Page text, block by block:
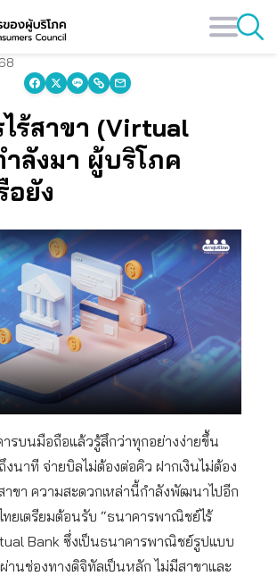
ร้สาขา (Virtual
ำลังมา ผู้บริโภค
อยัง
ารบนมือถือแล้วรู้สึกว่าทุกอย่างง่ายขึ้น
งนาที จ่ายบิลไม่ต้องต่อคิว ฝากเงินไม่ต้อง
ขา ความสะดวกเหล่านี้กำลังพัฒนาไปอีก
ทยเตรียมต้อนรับ “ธนาคารพาณิชย์ไร้
Bank ซึ่งเป็นธนาคารพาณิชย์รูปแบบ
านช่องทางดิจิทัลเป็นหลัก ไม่มีสาขาและ